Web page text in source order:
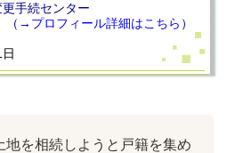
手続センター
（ → プロフィール詳細はこちら ）
地を相続しようと戸籍を集め